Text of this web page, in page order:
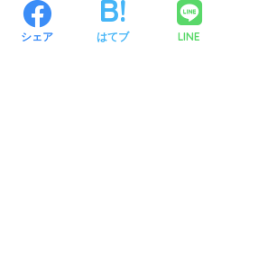
シェア はてブ LINE